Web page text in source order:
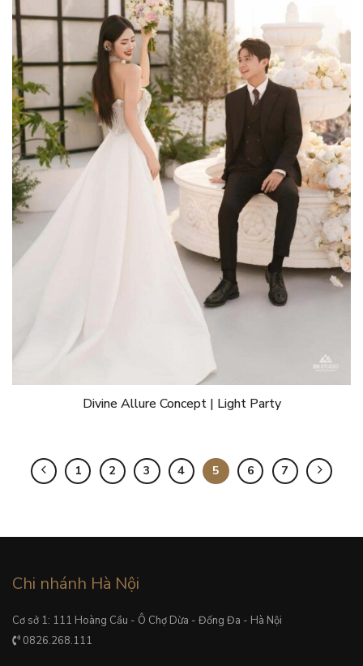
Divine Allure Concept | Light Party
1 2 3 4 5 6 7
Chi nhánh Hà Nội
Cơ sở 1: 111 Hoàng Cầu - Ô Chợ Dừa - Đống Đa - Hà Nội
0826.268.111